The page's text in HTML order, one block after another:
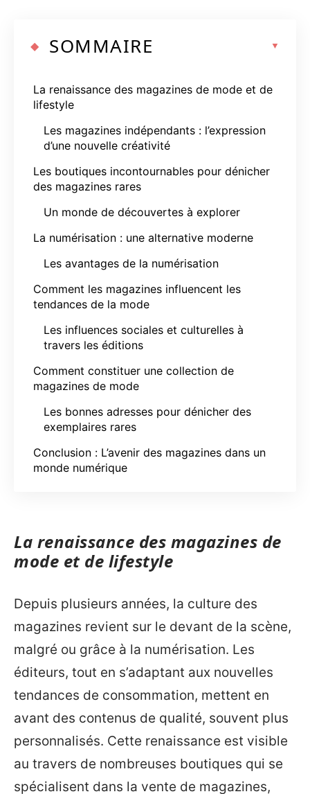
SOMMAIRE
La renaissance des magazines de mode et de
lifestyle
Les magazines indépendants : l’expression
d’une nouvelle créativité
Les boutiques incontournables pour dénicher
des magazines rares
Un monde de découvertes à explorer
La numérisation : une alternative moderne
Les avantages de la numérisation
Comment les magazines influencent les
tendances de la mode
Les influences sociales et culturelles à
travers les éditions
Comment constituer une collection de
magazines de mode
Les bonnes adresses pour dénicher des
exemplaires rares
Conclusion : L’avenir des magazines dans un
monde numérique
La renaissance des magazines de
mode et de lifestyle
Depuis plusieurs années, la culture des
magazines revient sur le devant de la scène,
malgré ou grâce à la numérisation. Les
éditeurs, tout en s’adaptant aux nouvelles
tendances de consommation, mettent en
avant des contenus de qualité, souvent plus
personnalisés. Cette renaissance est visible
au travers de nombreuses boutiques qui se
spécialisent dans la vente de magazines,